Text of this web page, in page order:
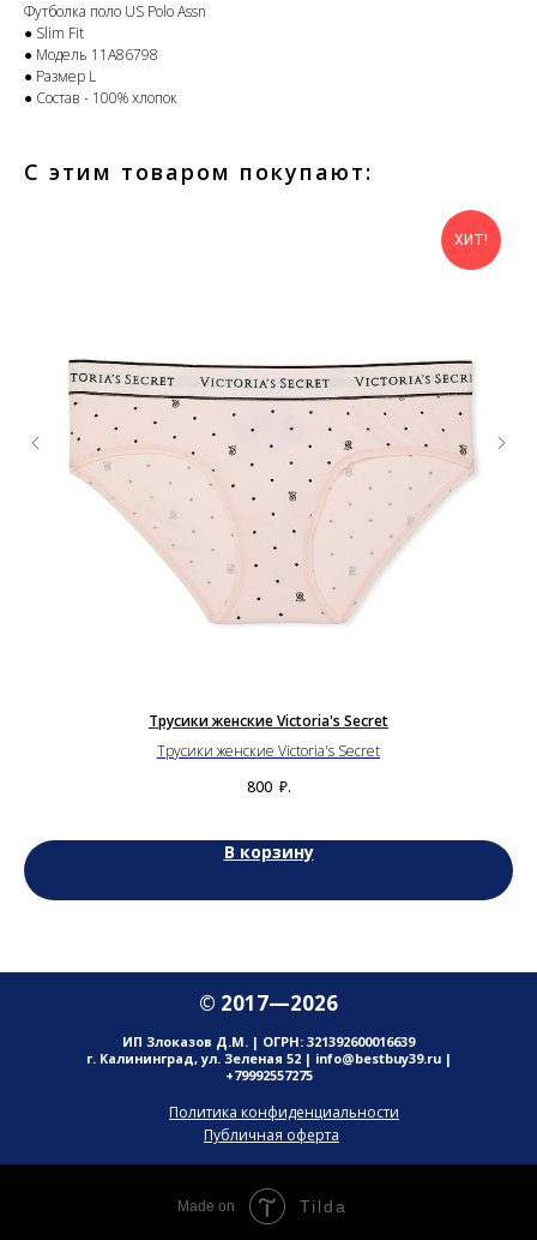
Футболка поло US Polo Assn
● Slim Fit
● Модель 11A86798
● Размер L
● Состав - 100% хлопок
С этим товаром покупают:
ХИТ!
Трусики женские Victoria's Secret
Трусики женские Victoria's Secret
800 ₽.
В корзину
© 2017—2026
ИП Злоказов Д.М. | ОГРН: 321392600016639
г. Калининград, ул. Зеленая 52 | info@bestbuy39.ru |
+79992557275
Политика конфиденциальности
Публичная оферта
Made on Tilda